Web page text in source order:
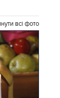
всі фото